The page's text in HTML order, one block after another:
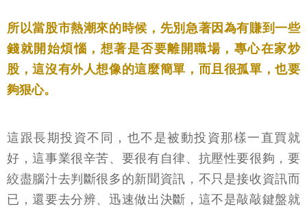
所以當股市熱潮來的時候，先別急著因為有賺到一些
錢就開始煩惱，想著是否要離開職場，專心在家炒
股，這沒有外人想像的這麼簡單，而且很孤單，也要
夠狠心。
這跟長期投資不同，也不是被動投資那樣一直買就
好，這事業很辛苦、要很有自律、抗壓性要很夠，要
絞盡腦汁去判斷很多的新聞資訊，不只是接收資訊而
已，還要去分辨、迅速做出決斷，這不是敲敲鍵盤就